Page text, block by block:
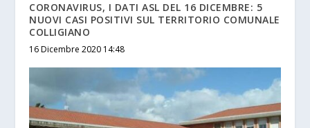
CORONAVIRUS, I DATI ASL DEL 16 DICEMBRE: 5
NUOVI CASI POSITIVI SUL TERRITORIO COMUNALE
COLLIGIANO
16 Dicembre 2020 14:48